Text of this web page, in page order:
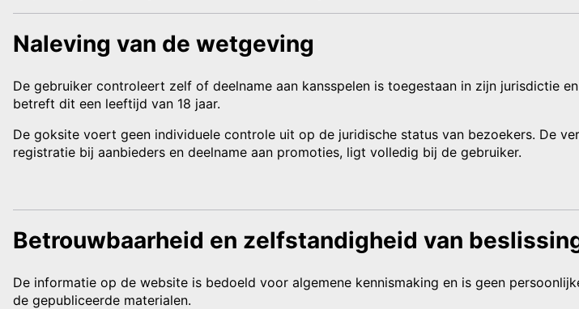
Naleving van de wetgeving
De gebruiker controleert zelf of deelname aan kansspelen is toegestaan in zijn jurisdictie
betreft dit een leeftijd van 18 jaar.
De goksite voert geen individuele controle uit op de juridische status van bezoekers. De
registratie bij aanbieders en deelname aan promoties, ligt volledig bij de gebruiker.
Betrouwbaarheid en zelfstandigheid van
De informatie op de website is bedoeld voor algemene kennismaking en is geen
de gepubliceerde materialen.